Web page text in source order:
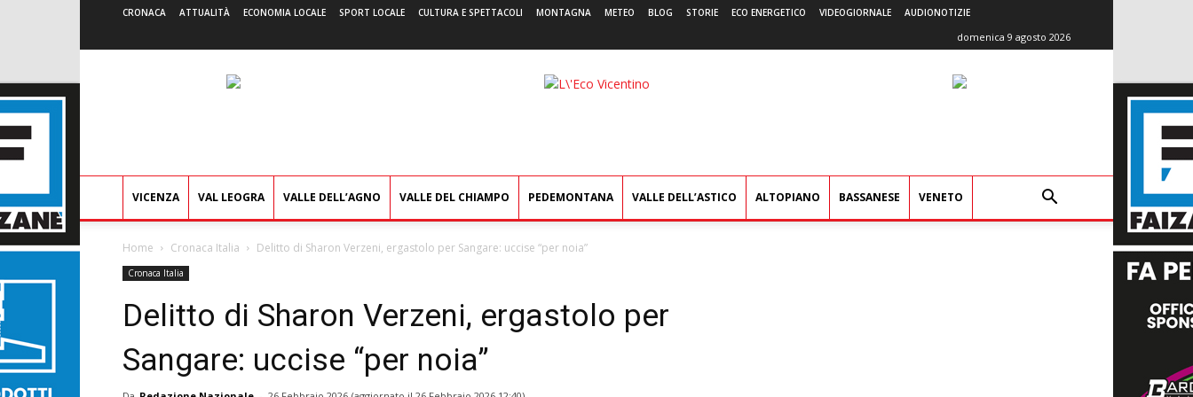
CRONACA ATTUALITÀ ECONOMIA LOCALE SPORT LOCALE CULTURA E SPETTACOLI MONTAGNA METEO BLOG STORIE ECO ENERGETICO VIDEOGIORNALE AUDIONOTIZIE
domenica 9 agosto 2026
L'Eco
VICENZA VAL LEOGRA VALLE DELL’AGNO VALLE DEL CHIAMPO PEDEMONTANA VALLE DELL’ASTICO ALTOPIANO BASSANESE VENETO
Home Cronaca Italia Delitto di Sharon Verzeni, ergastolo per Sangare: uccise “per noia”
Cronaca Italia
Delitto di Sharon Verzeni, ergastolo per
Sangare: uccise “per noia”